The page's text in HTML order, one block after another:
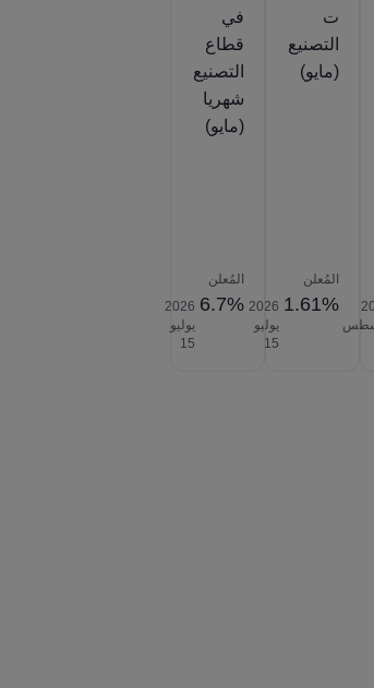
ت
التصنيع
(مايو)
المُعلن
1.61%
2026‎
يوليو
‎15
في
قطاع
التصنيع
شهريا
(مايو)
المُعلن
6.7%
2026‎
يوليو
‎15